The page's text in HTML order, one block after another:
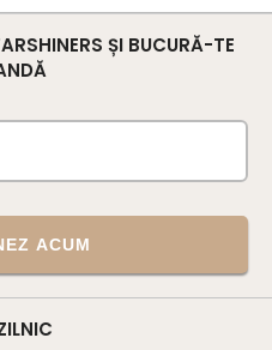
ȘI BUCURĂ-TE
ACUM